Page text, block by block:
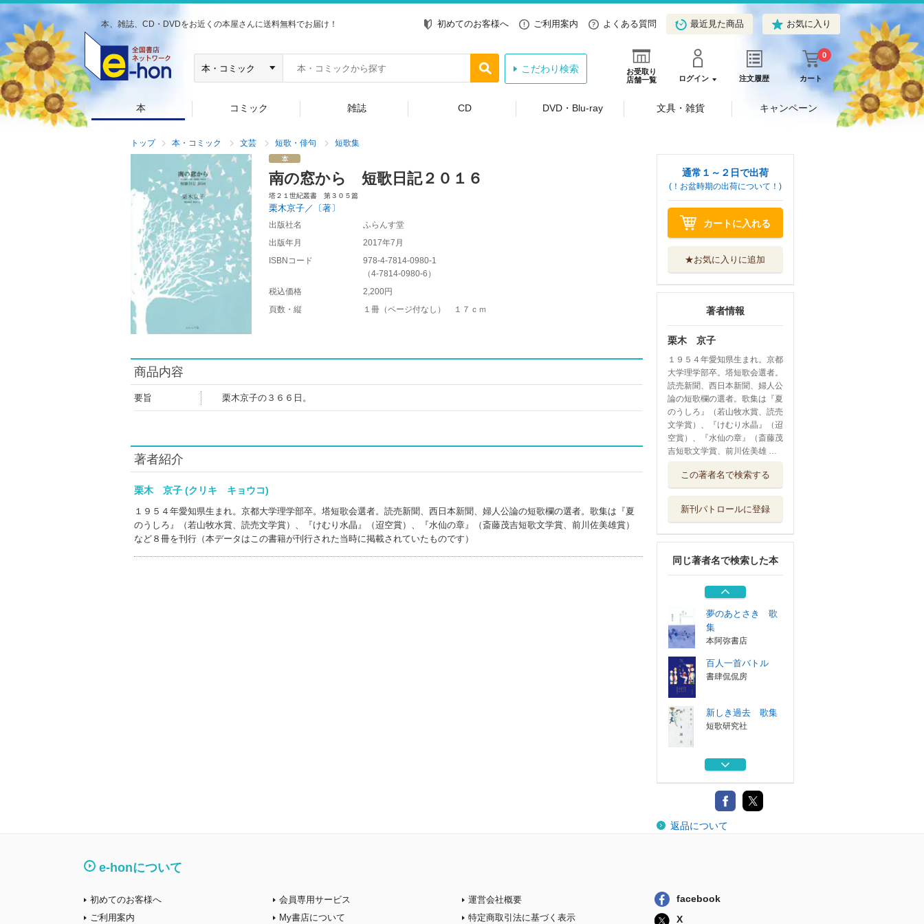
本、雑誌、CD・DVDをお近くの本屋さんに送料無料でお届け！ 初めてのお客様へ ご利用案内 よくある質問 最近見た商品 お気に入り
お受取り
店舗一覧
ログイン 注文履歴 カート
0
こだわり検索
本 コミック 雑誌 CD DVD・Blu-ray 文具・雑貨 キャンペーン
トップ 本・コミック 文芸 短歌・俳句 短歌集
南の窓から 短歌日記２０１６
塔２１世紀叢書 第３０５篇
栗木京子／〔著〕
出版社名
ふらんす堂
出版年月
2017年7月
ISBNコード
978-4-7814-0980-1
（4-7814-0980-6 ）
税込価格
2,200円
頁数・縦
１冊（ページ付なし） １７ｃｍ
商品内容
要旨 栗木京子の３６６日。
著者紹介
栗木 京子 (クリキ キョウコ)
１９５４年愛知県生まれ。京都大学理学部卒。塔短歌会選者。読売新聞、西日本新聞、婦人公論の短歌欄の選者。歌集は『夏
のうしろ』（若山牧水賞、読売文学賞）、『けむり水晶』（迢空賞）、『水仙の章』（斎藤茂吉短歌文学賞、前川佐美雄賞）
など８冊を刊行（本データはこの書籍が刊行された当時に掲載されていたものです）
通常１～２日で出荷
(！お盆時期の出荷について！)
カートに入れる
★お気に入りに追加
著者情報
栗木 京子
１９５４年愛知県生まれ。京都
大学理学部卒。塔短歌会選者。
読売新聞、西日本新聞、婦人公
論の短歌欄の選者。歌集は『夏
のうしろ』（若山牧水賞、読売
文学賞）、『けむり水晶』（迢
空賞）、『水仙の章』（斎藤茂
吉短歌文学賞、前川佐美雄 …
この著者名で検索する
新刊パトロールに登録
同じ著者名で検索した本
短歌研究社
ランプの精 歌集
ぼくの細道うたの
道 高野公彦イ...
本阿弥書店
夢のあとさき 歌
集
本阿弥書店
百人一首バトル
書肆侃侃房
新しき過去 歌集
短歌研究社
ランプの精 歌集
ぼくの細道うたの
道 高野公彦イ...
返品について
e-honについて
初めてのお客様へ
ご利用案内
会員専用サービス
My書店について
運営会社概要
特定商取引法に基づく表示
facebook
X